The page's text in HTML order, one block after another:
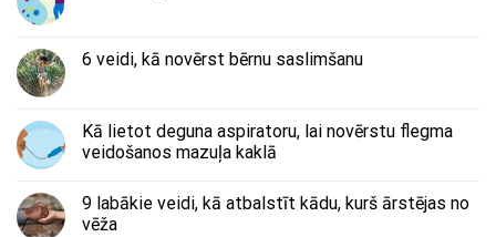
6 veidi, kā novērst bērnu saslimšanu
Kā lietot deguna aspiratoru, lai novērstu flegma
veidošanos mazuļa kaklā
9 labākie veidi, kā atbalstīt kādu, kurš ārstējas no
vēža